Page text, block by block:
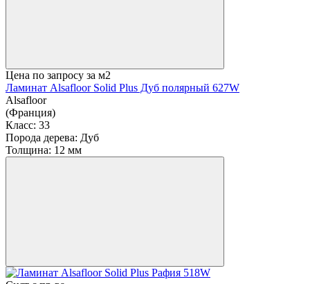
Цена по запросу за м2
Ламинат Alsafloor Solid Plus Дуб полярный 627W
Alsafloor
(Франция)
Класс: 33
Порода дерева: Дуб
Толщина: 12 мм